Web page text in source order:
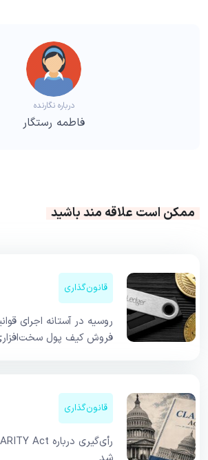
درباره نگارنده
فاطمه رستگار
ممکن است علاقه مند باشید
قانون‌گذاری
روسیه در آستانه اجرای
فروش کیف پول
قانون‌گذاری